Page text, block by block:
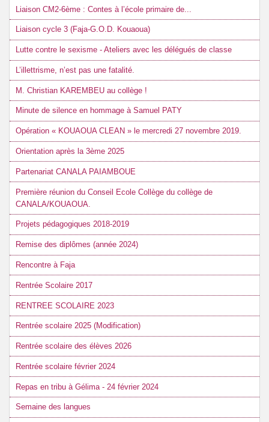
Liaison CM2-6ème : Contes à l’école primaire de...
Liaison cycle 3 (Faja-G.O.D. Kouaoua)
Lutte contre le sexisme - Ateliers avec les délégués de classe
L’illettrisme, n’est pas une fatalité.
M. Christian KAREMBEU au collège !
Minute de silence en hommage à Samuel PATY
Opération « KOUAOUA CLEAN » le mercredi 27 novembre 2019.
Orientation après la 3ème 2025
Partenariat CANALA PAIAMBOUE
Première réunion du Conseil Ecole Collège du collège de
CANALA/KOUAOUA.
Projets pédagogiques 2018-2019
Remise des diplômes (année 2024)
Rencontre à Faja
Rentrée Scolaire 2017
RENTREE SCOLAIRE 2023
Rentrée scolaire 2025 (Modification)
Rentrée scolaire des élèves 2026
Rentrée scolaire février 2024
Repas en tribu à Gélima - 24 février 2024
Semaine des langues